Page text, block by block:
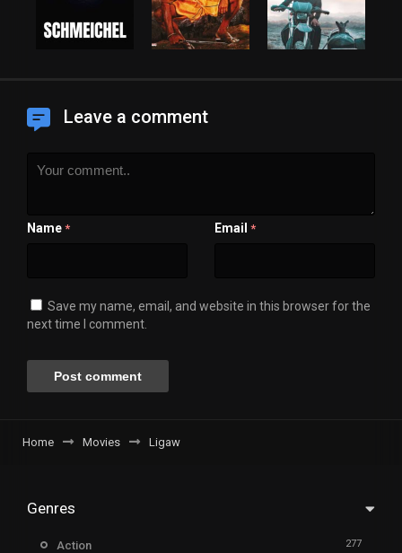
Leave a comment
Name * Email *
Save my name, email, and website in this browser for the
next time I comment.
Home Movies Ligaw
Genres
Action 277